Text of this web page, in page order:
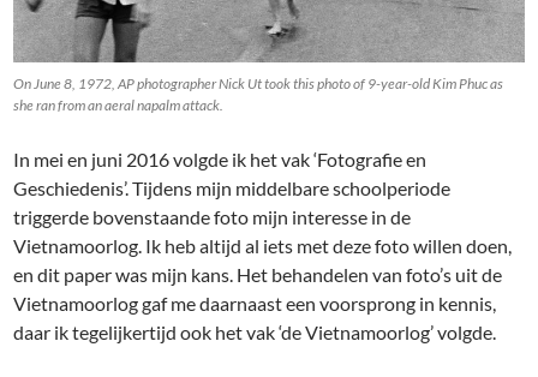
On June 8, 1972, AP photographer Nick Ut took this photo of 9-year-old Kim Phuc as
she ran from an aeral napalm attack.
In mei en juni 2016 volgde ik het vak ‘Fotografie en
Geschiedenis’. Tijdens mijn middelbare schoolperiode
triggerde bovenstaande foto mijn interesse in de
Vietnamoorlog. Ik heb altijd al iets met deze foto willen doen,
en dit paper was mijn kans. Het behandelen van foto’s uit de
Vietnamoorlog gaf me daarnaast een voorsprong in kennis,
daar ik tegelijkertijd ook het vak ‘de Vietnamoorlog’ volgde.